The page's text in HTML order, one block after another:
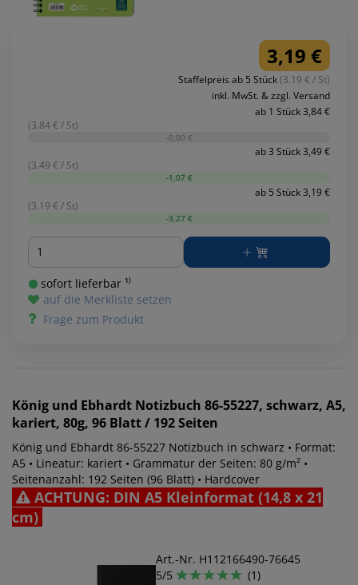
3,19 €
Staffelpreis ab 5 Stück(3.19 € / St)
inkl. MwSt. & zzgl. Versand
ab 1 Stück 3,84 €
(3.84 € / St)
-0,00 €
ab 3 Stück 3,49 €
(3.49 € / St)
-1,07 €
ab 5 Stück 3,19 €
(3.19 € / St)
-3,27 €
Menge
sofort lieferbar ¹⁾
auf die Merkliste setzen
Frage zum Produkt
König und Ebhardt Notizbuch 86-55227, schwarz, A5,
kariert, 80g, 96 Blatt / 192 Seiten
König und Ebhardt 86-55227 Notizbuch in schwarz • Format:
A5 • Lineatur: kariert • Grammatur der Seiten: 80 g/m² •
Seitenanzahl: 192 Seiten (96 Blatt) • Hardcover
ACHTUNG: DIN A5 Kleinformat (14,8 x 21
cm)
Art.-Nr. H112166490-76645
5/5
(1)